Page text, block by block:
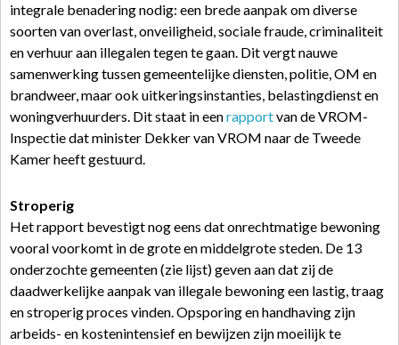
integrale benadering nodig: een brede aanpak om diverse
soorten van overlast, onveiligheid, sociale fraude, criminaliteit
en verhuur aan illegalen tegen te gaan. Dit vergt nauwe
samenwerking tussen gemeentelijke diensten, politie, OM en
brandweer, maar ook uitkeringsinstanties, belastingdienst en
woningverhuurders. Dit staat in eenrapportvan de VROM-
Inspectie dat minister Dekker van VROM naar de Tweede
Kamer heeft gestuurd.
Stroperig
Het rapport bevestigt nog eens dat onrechtmatige bewoning
vooral voorkomt in de grote en middelgrote steden. De 13
onderzochte gemeenten (zie lijst) geven aan dat zij de
daadwerkelijke aanpak van illegale bewoning een lastig, traag
en stroperig proces vinden. Opsporing en handhaving zijn
arbeids- en kostenintensief en bewijzen zijn moeilijk te